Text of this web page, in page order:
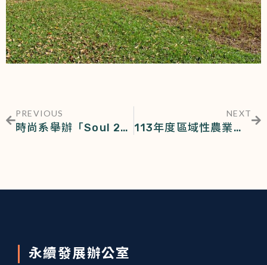
PREVIOUS
時尚系舉辦「Soul 21」畢業展演
NEXT
113年度區域性農業推廣聯繫會議暨農會總幹事聯誼會
永續發展辦公室